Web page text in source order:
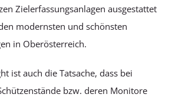
Zielerfassungsanlagen ausgestattet
modernsten und schönsten
in Oberösterreich.
ist auch die Tatsache, dass bei
bzw. deren Monitore